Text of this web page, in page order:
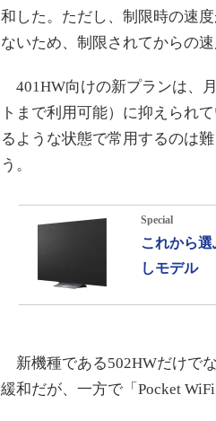
和した。ただし、制限時の速
ないため、制限されてからの
401HW向けの新プランは、
トまで利用可能）に抑えられ
るような状態で常用するのは
う。
Special
これから
しモデル
新機種である502HWだけで
緩和だが、一方で「Pocket